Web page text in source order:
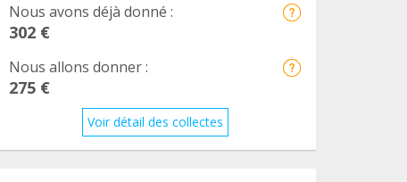
Nous avons déjà donné :
302 €
Nous allons donner :
275 €
Voir détail des collectes